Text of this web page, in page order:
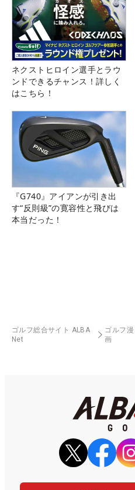
ネクストヒロイン選手とラウ
ンドできるチャンス！詳しく
はこちら！
『G740』アイアンが引き出
す“反則級”の寛容性と飛びは
本当だった！
ゴルフ総合サイト ALBA
Net
ゴルフ漫
画